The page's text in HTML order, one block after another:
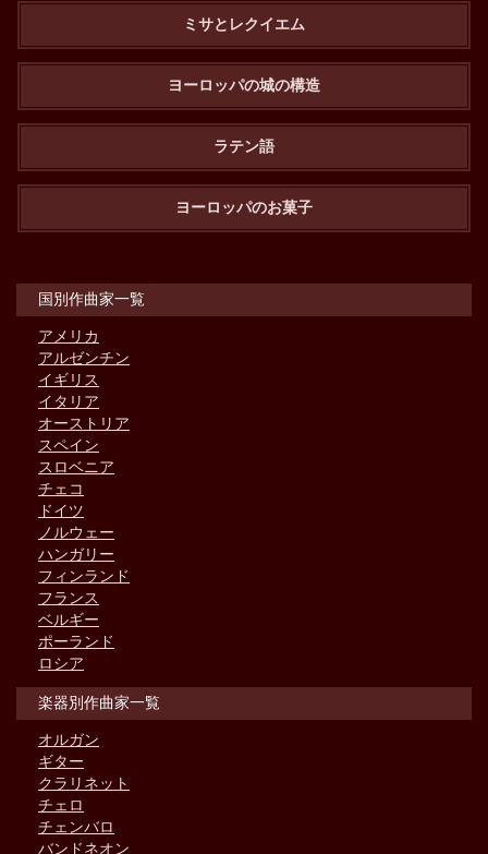
ミサとレクイエム
ヨーロッパの城の構造
ラテン語
ヨーロッパのお菓子
国別作曲家一覧
アメリカ
アルゼンチン
イギリス
イタリア
オーストリア
スペイン
スロベニア
チェコ
ドイツ
ノルウェー
ハンガリー
フィンランド
フランス
ベルギー
ポーランド
ロシア
楽器別作曲家一覧
オルガン
ギター
クラリネット
チェロ
チェンバロ
バンドネオン